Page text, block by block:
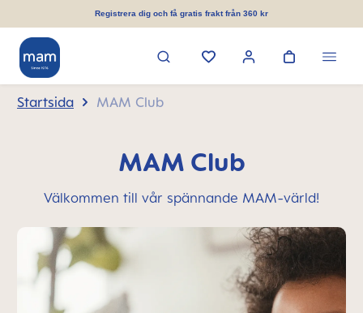
Registrera dig och få gratis frakt från 360 kr
Startsida MAM Club
MAM Club
Välkommen till vår spännande MAM-värld!
Skip MAM Teaser